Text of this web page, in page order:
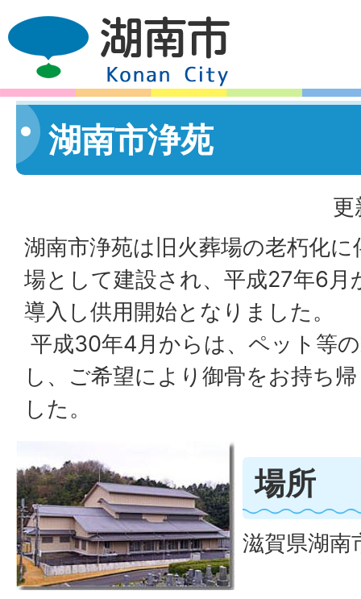
湖南市浄苑
湖南市浄苑は旧火葬場の老朽化
場として建設され、平成27年6月
導入し供用開始となりました。
平成30年4月からは、ペット等
し、ご希望により御骨をお持ち
した。
場所
滋賀県湖南